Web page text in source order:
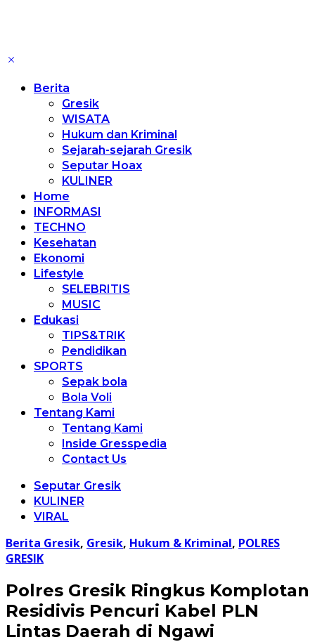
Berita
Gresik
WISATA
Hukum dan Kriminal
Sejarah-sejarah Gresik
Seputar Hoax
KULINER
Home
INFORMASI
TECHNO
Kesehatan
Ekonomi
Lifestyle
SELEBRITIS
MUSIC
Edukasi
TIPS&TRIK
Pendidikan
SPORTS
Sepak bola
Bola Voli
Tentang Kami
Tentang Kami
Inside Gresspedia
Contact Us
Seputar Gresik
KULINER
VIRAL
Berita Gresik, Gresik, Hukum & Kriminal, POLRES
GRESIK
Polres Gresik Ringkus Komplotan
Residivis Pencuri Kabel PLN
Lintas Daerah di Ngawi